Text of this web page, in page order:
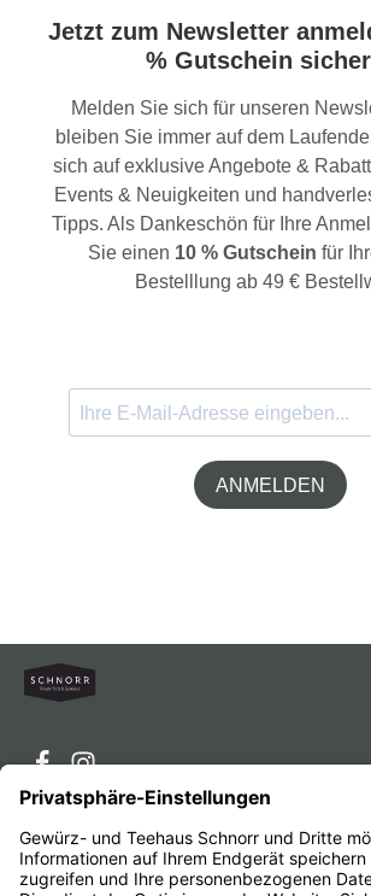
Jetzt zum Newsletter
% Gutschein
Melden Sie sich für unseren
bleiben Sie immer auf dem
sich auf exklusive Angebote &
Events & Neuigkeiten und
Tipps. Als Dankeschön für Ihre
Sie einen 10 % Gutschein für
Bestelllung ab 49 €
ANMELDEN
Service-Hotline